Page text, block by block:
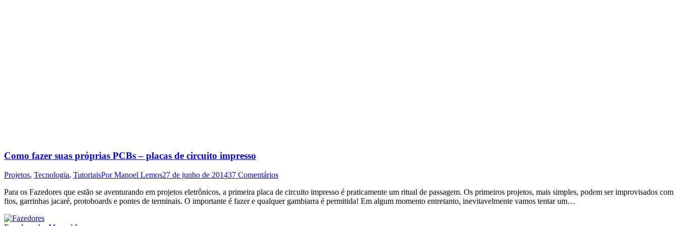
Como fazer suas próprias PCBs – placas de circuito impresso
Projetos, Tecnologia, TutoriaisPorManoel Lemos27 de junho de 201437 Comentários
Para os Fazedores que estão se aventurando em projetos eletrônicos, a primeira placa de circuito impresso é praticamente um ritual de passagem. Os primeiros projetos, mais simples, podem ser improvisados com
fios, garrinhas jacaré, protoboards e pontes de terminais. O importante é fazer e qualquer gambiarra é permitida! Em algum momento entretanto, inevitavelmente vamos tentar um…